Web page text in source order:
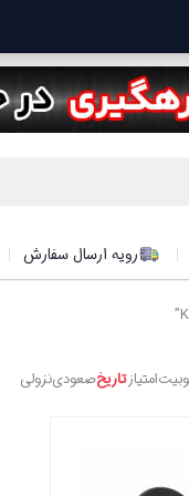
رویه ارسال سفارش
امتیازتاریخصعودینزولی